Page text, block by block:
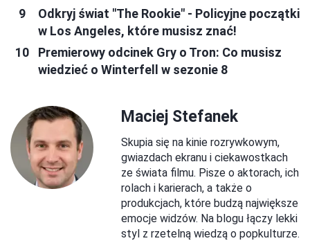
Odkryj świat "The Rookie" - Policyjne początki
w Los Angeles, które musisz znać!
Premierowy odcinek Gry o Tron: Co musisz
wiedzieć o Winterfell w sezonie 8
Maciej Stefanek
Skupia się na kinie rozrywkowym,
gwiazdach ekranu i ciekawostkach
ze świata filmu. Pisze o aktorach, ich
rolach i karierach, a także o
produkcjach, które budzą największe
emocje widzów. Na blogu łączy lekki
styl z rzetelną wiedzą o popkulturze.